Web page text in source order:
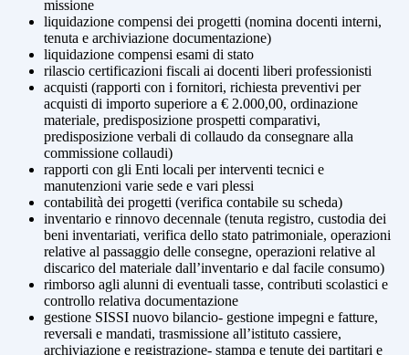
missione
liquidazione compensi dei progetti (nomina docenti interni,
tenuta e archiviazione documentazione)
liquidazione compensi esami di stato
rilascio certificazioni fiscali ai docenti liberi professionisti
acquisti (rapporti con i fornitori, richiesta preventivi per
acquisti di importo superiore a € 2.000,00, ordinazione
materiale, predisposizione prospetti comparativi,
predisposizione verbali di collaudo da consegnare alla
commissione collaudi)
rapporti con gli Enti locali per interventi tecnici e
manutenzioni varie sede e vari plessi
contabilità dei progetti (verifica contabile su scheda)
inventario e rinnovo decennale (tenuta registro, custodia dei
beni inventariati, verifica dello stato patrimoniale, operazioni
relative al passaggio delle consegne, operazioni relative al
discarico del materiale dall’inventario e dal facile consumo)
rimborso agli alunni di eventuali tasse, contributi scolastici e
controllo relativa documentazione
gestione SISSI nuovo bilancio- gestione impegni e fatture,
reversali e mandati, trasmissione all’istituto cassiere,
archiviazione e registrazione- stampa e tenute dei partitari e